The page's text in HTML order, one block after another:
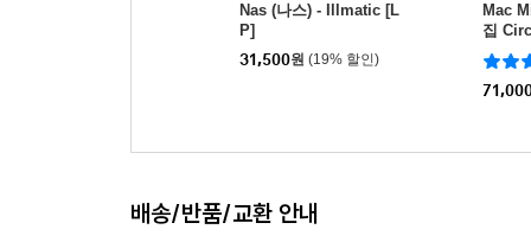
Nas (나스) - Illmatic [L
P]
31,500원 (19% 할인)
Mac
집
P]
배송/반품/교환 안내